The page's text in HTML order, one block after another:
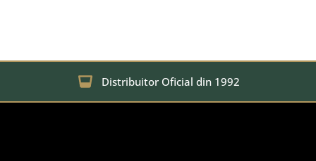
Distribuitor Oficial din 1992